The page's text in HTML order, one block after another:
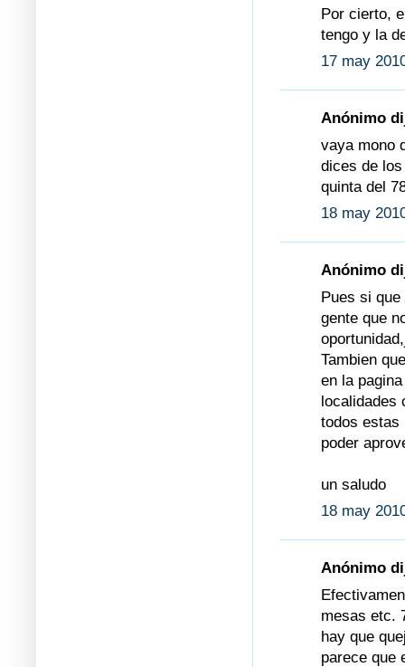
Por cierto,
tengo y la
17 may
Anónimo
vaya mono
dices de
quinta del
18 may
Anónimo
Pues si
gente que
Tambien
en la
localidades
todos estas
poder
un saludo
18 may
Anónimo
mesas etc.
hay que
parece que